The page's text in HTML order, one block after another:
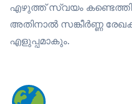
എഴുത്ത് സ്വയം
അതിനാൽ സങ്കീർണ്ണ
എളുപ്പമാകും.